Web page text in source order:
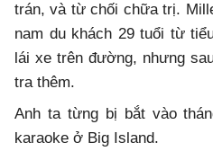
trán, và từ chối chữa trị.
nam du khách 29 tuổi từ
lái xe trên đường, nhưng
tra thêm.
Anh ta từng bị bắt vào
karaoke ở Big Island.